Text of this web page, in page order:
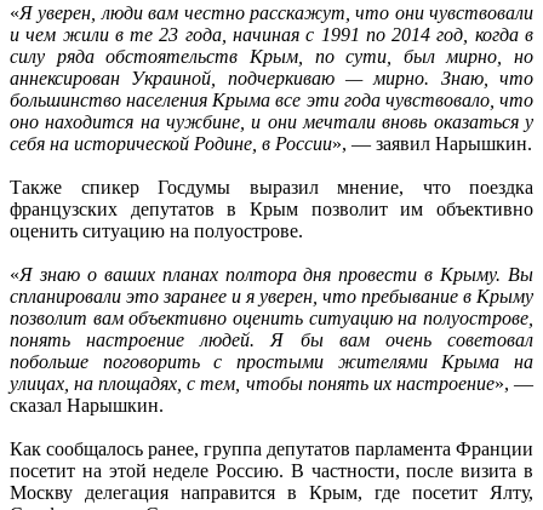
«Я уверен, люди вам честно расскажут, что они чувствовали
и чем жили в те 23 года, начиная с 1991 по 2014 год, когда в
силу ряда обстоятельств Крым, по сути, был мирно, но
аннексирован Украиной, подчеркиваю — мирно. Знаю, что
большинство населения Крыма все эти года чувствовало, что
оно находится на чужбине, и они мечтали вновь оказаться у
себя на исторической Родине, в России», — заявил Нарышкин.
Также спикер Госдумы выразил мнение, что поездка
французских депутатов в Крым позволит им объективно
оценить ситуацию на полуострове.
«Я знаю о ваших планах полтора дня провести в Крыму. Вы
спланировали это заранее и я уверен, что пребывание в Крыму
позволит вам объективно оценить ситуацию на полуострове,
понять настроение людей. Я бы вам очень советовал
побольше поговорить с простыми жителями Крыма на
улицах, на площадях, с тем, чтобы понять их настроение», —
сказал Нарышкин.
Как сообщалось ранее, группа депутатов парламента Франции
посетит на этой неделе Россию. В частности, после визита в
Москву делегация направится в Крым, где посетит Ялту,